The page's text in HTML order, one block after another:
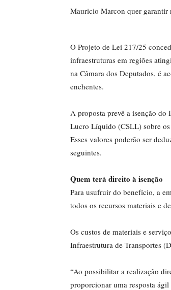
Mauricio Marcon quer garantir
O Projeto de Lei 217/25
infraestruturas em regiões
na Câmara dos Deputados, é
enchentes.
A proposta prevê a isenção do
Lucro Líquido (CSLL) sobre
Esses valores poderão ser
seguintes.
Quem terá direito à isenção
Para usufruir do benefício, a
todos os recursos materiais e
Os custos de materiais e
Infraestrutura de Transportes
“Ao possibilitar a realização
proporcionar uma resposta ágil